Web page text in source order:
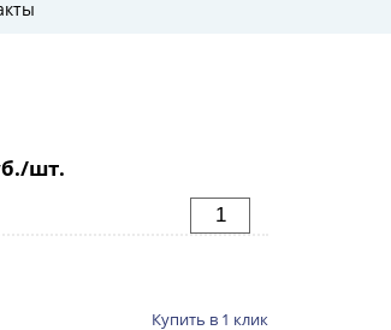
шт.
Купить в 1 клик